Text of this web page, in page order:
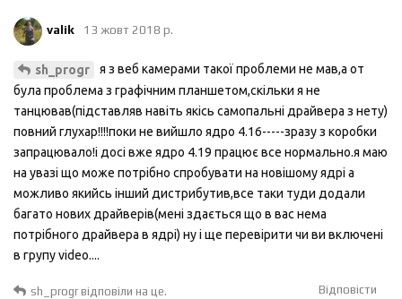
valik 13 жовт 2018 р.
sh_progr
я з веб камерами такої проблеми не мав,а от
була проблема з графічним планшетом,скільки я не
танцював(підставляв навіть якісь самопальні драйвера з нету)
повний глухар!!!!поки не вийшло ядро 4.16-----зразу з коробки
запрацювало!і досі вже ядро 4.19 працює все нормально.я маю
на увазі що може потрібно спробувати на новішому ядрі а
можливо якийсь інший дистрибутив,все таки туди додали
багато нових драйверів(мені здається що в вас нема
потрібного драйвера в ядрі) ну і ще перевірити чи ви включені
в групу video....
Відповісти
sh_progrвідповіли на це.